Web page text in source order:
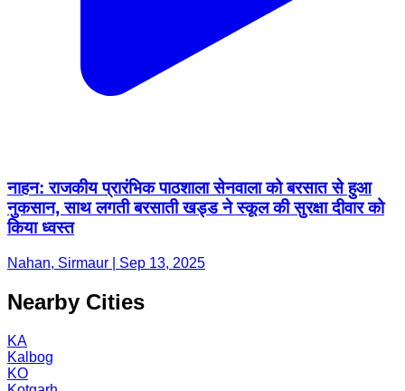
नाहन: राजकीय प्रारंभिक पाठशाला सेनवाला को बरसात से हुआ
नुकसान, साथ लगती बरसाती खड्ड ने स्कूल की सुरक्षा दीवार को
किया ध्वस्त
Nahan, Sirmaur | Sep 13, 2025
Nearby Cities
KA
Kalbog
KO